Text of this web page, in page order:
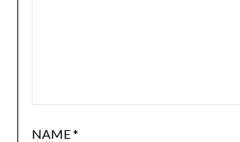
NAME*